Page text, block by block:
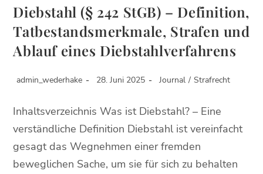
Diebstahl (§ 242 StGB) – Definition,
Tatbestandsmerkmale, Strafen und
Ablauf eines Diebstahlverfahrens
admin_wederhake 28. Juni 2025 Journal / Strafrecht
Inhaltsverzeichnis Was ist Diebstahl? – Eine
verständliche Definition Diebstahl ist vereinfacht
gesagt das Wegnehmen einer fremden
beweglichen Sache, um sie für sich zu behalten